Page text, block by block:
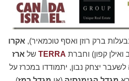
ברק רוזן ואסף טוכמאיר), אקרו
קפון) וחברת TERRA של ארז
יצחק נבון, יתמודדו במכרז על